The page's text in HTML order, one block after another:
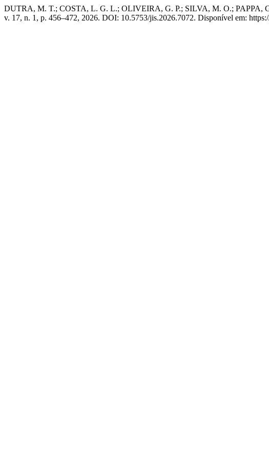
DUTRA, M. T.; COSTA, L. G. L.; OLIVEIRA, G. P.; SILVA, M. O.; PAPPA,
v. 17, n. 1, p. 456–472, 2026. DOI: 10.5753/jis.2026.7072. Disponível em: